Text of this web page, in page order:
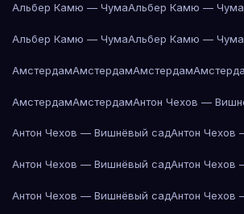
Альбер Камю — ЧумаАльбер Камю — Чума
Альбер Камю — ЧумаАльбер Камю — Чума
АмстердамАмстердамАмстердам
АмстердамАмстердамАнтон Чехов —
Антон Чехов — Вишнёвый садАнтон Чехов
Антон Чехов — Вишнёвый садАнтон Чехов
Антон Чехов — Вишнёвый садАнтон Чехов